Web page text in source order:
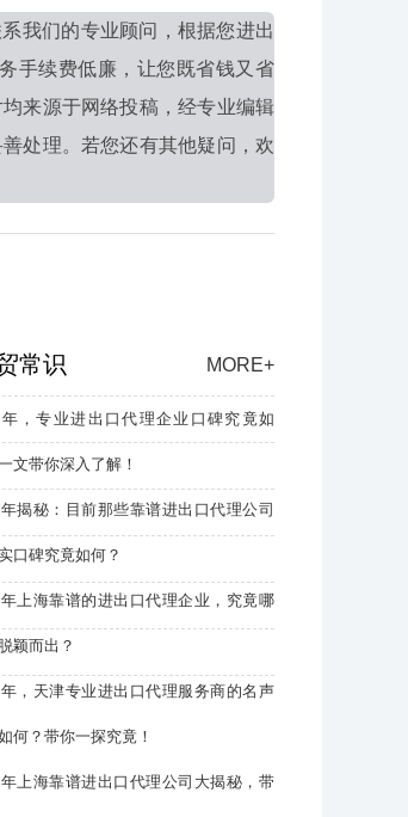
我们的专业顾问，根据您进出
手续费低廉，让您既省钱又省
来源于网络投稿，经专业编辑
处理。若您还有其他疑问，欢
常识 MORE+
年，专业进出口代理企业口碑究竟如
文带你深入了解！
揭秘：目前那些靠谱进出口代理公司
口碑究竟如何？
上海靠谱的进出口代理企业，究竟哪
颖而出？
，天津专业进出口代理服务商的名声
何？带你一探究竟！
上海靠谱进出口代理公司大揭秘，带